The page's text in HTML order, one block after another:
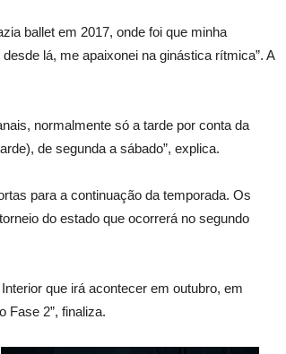
ballet em 2017, onde foi que minha
lá, me apaixonei na ginástica rítmica”. A
normalmente só a tarde por conta da
de segunda a sábado”, explica.
para a continuação da temporada. Os
do estado que ocorrerá no segundo
que irá acontecer em outubro, em
Fase 2”, finaliza.